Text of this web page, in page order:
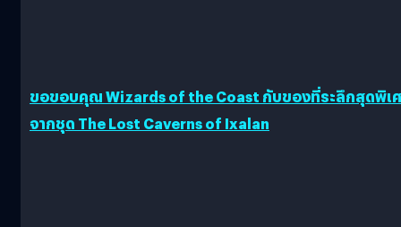
ขอขอบคุณ Wizards of the Coast กับของที่ระลึกสุดพิเ
จากชุด The Lost Caverns of Ixalan